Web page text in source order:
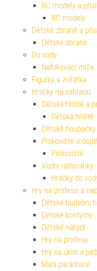
RC modely a
RC modely
Dětské zbraně a
Dětské zbraně
Do vody
Nafukovací míče
Figurky a zvířátka
Hračky na zahradu
Dětská hřiště a
Dětská hřiště
Dětské
Pískoviště a
Pískoviště
Vodní radovánky
Hračky do
Hry na profese a
Dětské hudební
Dětské kostýmy
Dětské nářadí
Hry na profese
Hry na úklid a
Malá parádnice